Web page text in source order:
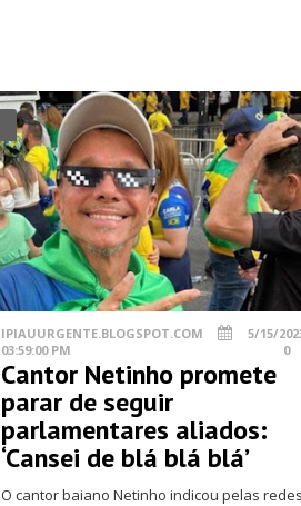
IPIAUURGENTE.BLOGSPOT.COM
5/15/
03:59:00 PM
0
Cantor Netinho promete
parar de seguir
parlamentares aliados:
‘Cansei de blá blá blá’
O cantor baiano Netinho indicou pelas